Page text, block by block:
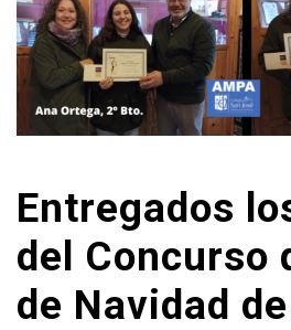
Entregados
del Concurso
de Navidad